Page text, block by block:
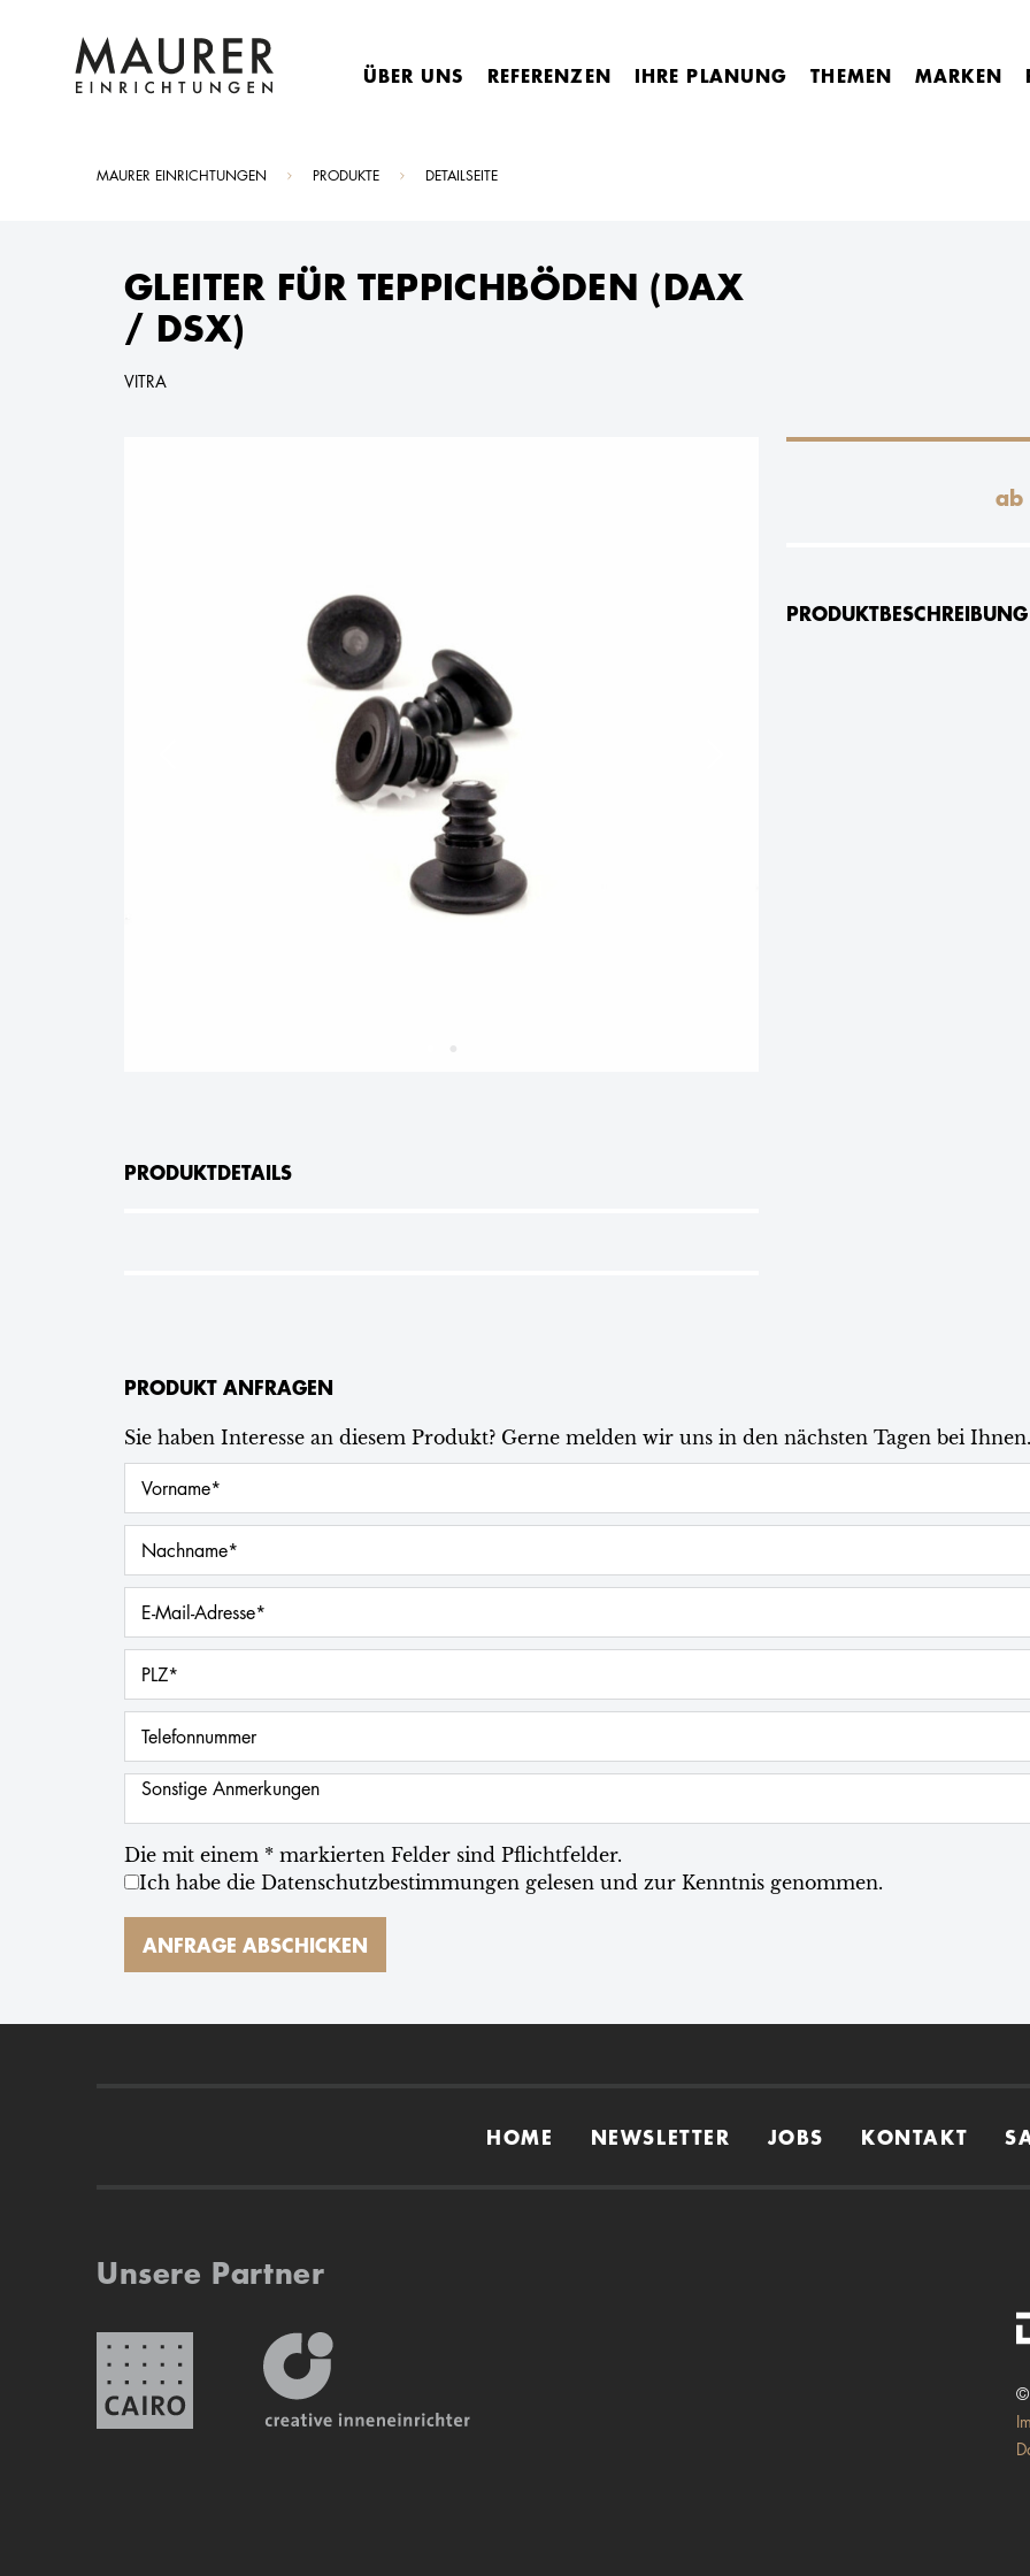
ÜBER UNS REFERENZEN IHRE PLANUNG THEMEN MARKEN
Sie sind hier:
MAURER EINRICHTUNGEN PRODUKTE DETAILSEITE
GLEITER FÜR TEPPICHBÖDEN (DAX
/ DSX)
VITRA
PRODUKTDETAILS
ab
PRODUKTBESCHREIBUNG
PRODUKT ANFRAGEN
Sie haben Interesse an diesem Produkt? Gerne melden wir uns in den nächsten Tagen bei Ihnen.
Die mit einem * markierten Felder sind Pflichtfelder.
Ich habe die Datenschutzbestimmungen gelesen und zur Kenntnis genommen.
HOME NEWSLETTER JOBS KONTAKT
Unsere Partner
©